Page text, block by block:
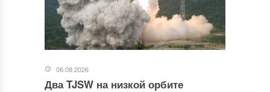
06.08.2026
Два TJSW на низкой орбите